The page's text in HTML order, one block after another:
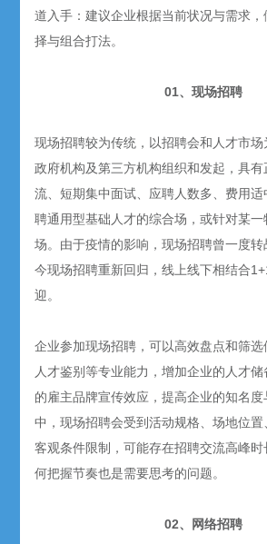
道入手：建议企业根据当前状况与需求
择与组合打法。
01、现场招聘
现场招聘较为传统，以招聘会和人才市
政府机构及第三方机构组织和发起，具
流、短期集中面试、应聘人数多、费用
聘通用型基础人才的综合场，或针对某
场。由于疫情的影响，现场招聘曾一度
今现场招聘重新回归，线上线下相结合
迎。
企业参加现场招聘，可以高效盘点和筛
人才鉴别等专业能力，增加企业的人才
的雇主品牌宣传效应，提高企业的知名
中，现场招聘会受到活动规格、场地位
客观条件限制，可能存在招聘交流高峰
何把握节奏也是需要思考的问题。
02、网络招聘